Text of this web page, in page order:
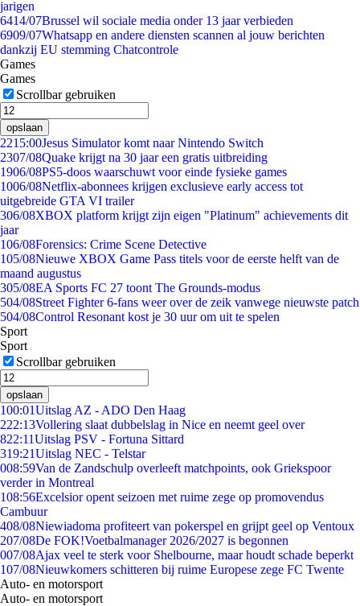
jarigen
6414/07Brussel wil sociale media onder 13 jaar verbieden
6909/07Whatsapp en andere diensten scannen al jouw berichten
dankzij EU stemming Chatcontrole
Games
Games
Scrollbar gebruiken
opslaan
2215:00Jesus Simulator komt naar Nintendo Switch
2307/08Quake krijgt na 30 jaar een gratis uitbreiding
1906/08PS5-doos waarschuwt voor einde fysieke games
1006/08Netflix-abonnees krijgen exclusieve early access tot
uitgebreide GTA VI trailer
306/08XBOX platform krijgt zijn eigen "Platinum" achievements dit
jaar
106/08Forensics: Crime Scene Detective
105/08Nieuwe XBOX Game Pass titels voor de eerste helft van de
maand augustus
305/08EA Sports FC 27 toont The Grounds-modus
504/08Street Fighter 6-fans weer over de zeik vanwege nieuwste patch
504/08Control Resonant kost je 30 uur om uit te spelen
Sport
Sport
Scrollbar gebruiken
opslaan
100:01Uitslag AZ - ADO Den Haag
222:13Vollering slaat dubbelslag in Nice en neemt geel over
822:11Uitslag PSV - Fortuna Sittard
319:21Uitslag NEC - Telstar
008:59Van de Zandschulp overleeft matchpoints, ook Griekspoor
verder in Montreal
108:56Excelsior opent seizoen met ruime zege op promovendus
Cambuur
408/08Niewiadoma profiteert van pokerspel en grijpt geel op Ventoux
207/08De FOK!Voetbalmanager 2026/2027 is begonnen
007/08Ajax veel te sterk voor Shelbourne, maar houdt schade beperkt
107/08Nieuwkomers schitteren bij ruime Europese zege FC Twente
Auto- en motorsport
Auto- en motorsport